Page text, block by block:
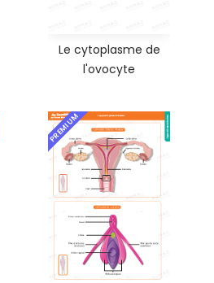
Le cytoplasme de
l'ovocyte
PREMIUM